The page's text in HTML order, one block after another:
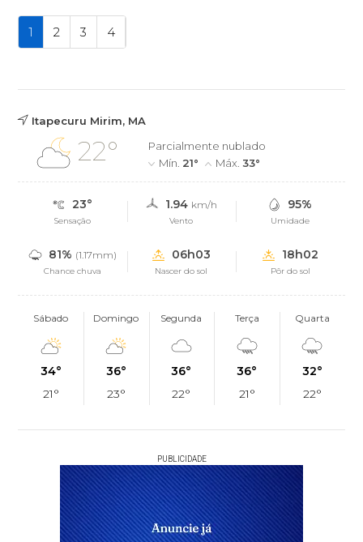
1 2 3 4
Itapecuru Mirim, MA
22°
Parcialmente nublado
Mín. 21° Máx.33°
23°
Sensação
1.94 km/h
Vento
95%
Umidade
81% (1.17mm)
Chance chuva
06h03
Nascer do sol
18h02
Pôr do sol
Sábado
34°
21°
Domingo
36°
23°
Segunda
36°
22°
Terça
36°
21°
Quarta
32°
22°
PUBLICIDADE